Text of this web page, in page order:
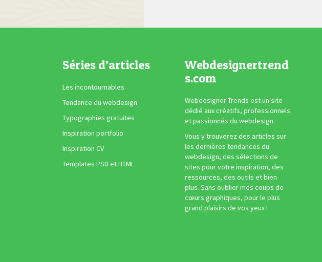
Séries d’articles
Les incontournables
Tendance du webdesign
Typographies gratuites
Inspiration portfolio
Inspiration CV
Templates PSD et HTML
Webdesignertrend
s.com
Webdesigner Trends est un site
dédié aux créatifs, professionnels
et passionnés du webdesign.
Vous y trouverez des articles sur
les dernières tendances du
webdesign, des sélections de
sites pour votre inspiration, des
ressources, des outils et bien
plus. Sans oublier mes coups de
cœurs graphiques, pour le plus
grand plaisirs de vos yeux !